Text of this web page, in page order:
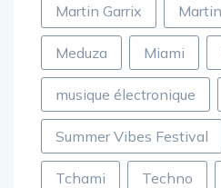
Martin Garrix
Meduza Miami
musique électronique
Summer Vibes Festival
Tchami Techno